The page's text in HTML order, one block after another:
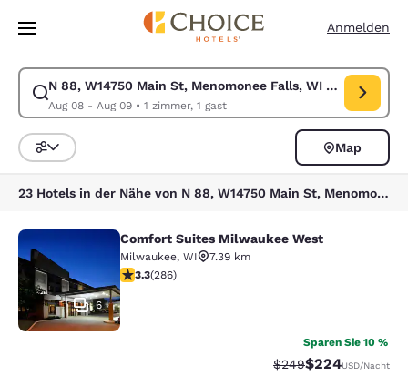
Weiter Zu Hauptinhalt
Anmelden
N 88, W14750 Main St, Menomonee Falls, WI 53051, USA
Aug 08 - Aug 09• 1 zimmer, 1 gast
Suche für N 88, W14750 Main St, Menomonee Falls, WI 53051, USA
Sortieren und Filtern,
Map
23 Hotels in der Nähe von N 88, W14750 Main St, Menomonee Falls, WI 53051, USA
Comfort Suites Milwaukee West
6
Comfort Suites Milwaukee West
Milwaukee, WI
7.39 km
3.25-Sterne-Bewertung. Gut. 286 Bewertungen
3.3(286)
Sparen Sie 10 %
Durchgestrichener
$249Vergünstigter
$224USD/Nacht